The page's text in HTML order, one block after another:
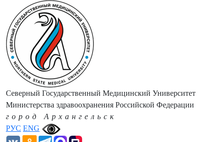
РУС ENG
Северный Государственный Медицинский Университет
Министерства здравоохранения Российской Федерации
город Архангельск